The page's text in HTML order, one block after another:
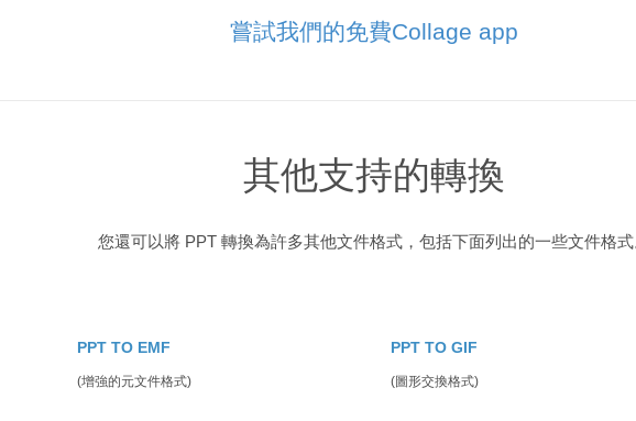
嘗試我們的免費Collage app
其他支持的轉換
您還可以將 PPT 轉換為許多其他文件格式，包括下面列出的一些文件格式
PPT TO EMF
(增強的元文件格式)
PPT TO GIF
(圖形交換格式)